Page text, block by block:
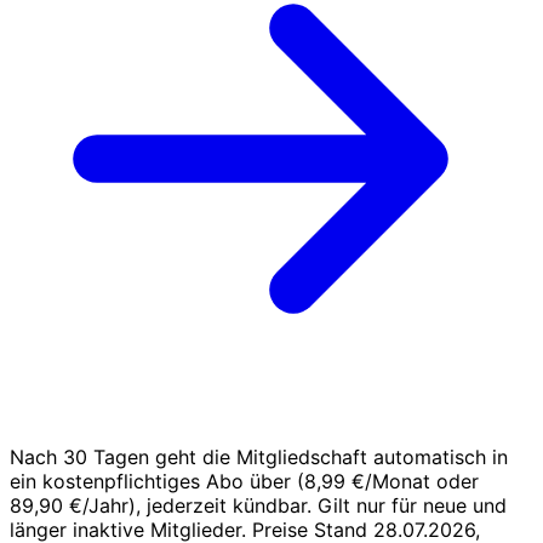
Nach 30 Tagen geht die Mitgliedschaft automatisch in
ein kostenpflichtiges Abo über (8,99 €/Monat oder
89,90 €/Jahr), jederzeit kündbar. Gilt nur für neue und
länger inaktive Mitglieder. Preise Stand 28.07.2026,